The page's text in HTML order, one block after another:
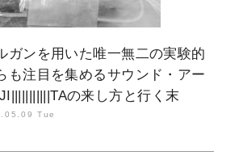
ガンを用いた唯一無二の実験的
も注目を集めるサウンド・アー
の来し方と行く末
Tue